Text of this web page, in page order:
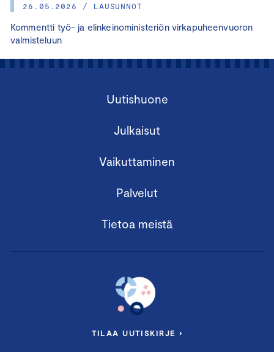
26.05.2026 / LAUSUNNOT
Kommentti työ- ja elinkeinoministeriön virkapuheenvuoron
valmisteluun
Uutishuone
Julkaisut
Vaikuttaminen
Palvelut
Tietoa meistä
TILAA UUTISKIRJE ›